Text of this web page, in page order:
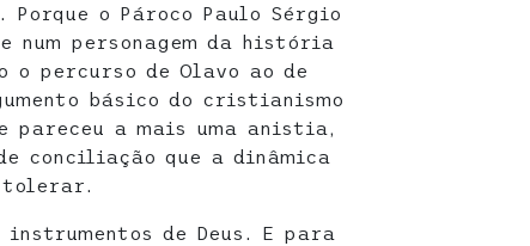
o Pároco Paulo Sérgio
num personagem da história
percurso de Olavo ao de
básico do cristianismo
pareceu a mais uma anistia,
conciliação que a dinâmica
tolerar.
instrumentos de Deus. E para